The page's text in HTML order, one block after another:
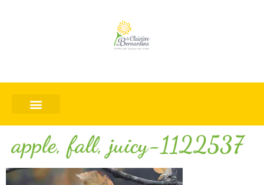
apple, fall, juicy-1122537